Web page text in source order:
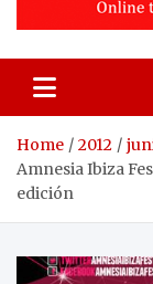
Home 2012
Amnesia Ibiza
edición